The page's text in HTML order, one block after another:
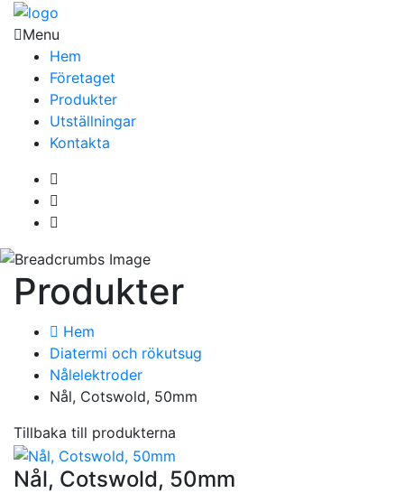
Menu
Hem
Företaget
Produkter
Utställningar
Kontakta
Produkter
Hem
Diatermi och rökutsug
Nålelektroder
Nål, Cotswold, 50mm
Tillbaka till produkterna
Nål, Cotswold, 50mm